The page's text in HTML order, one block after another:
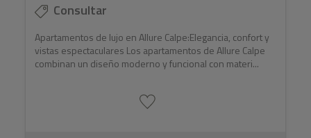
Consultar
Apartamentos de lujo en Allure Calpe:Elegancia, confort y
vistas espectaculares Los apartamentos de Allure Calpe
combinan un diseño moderno y funcional con materi...